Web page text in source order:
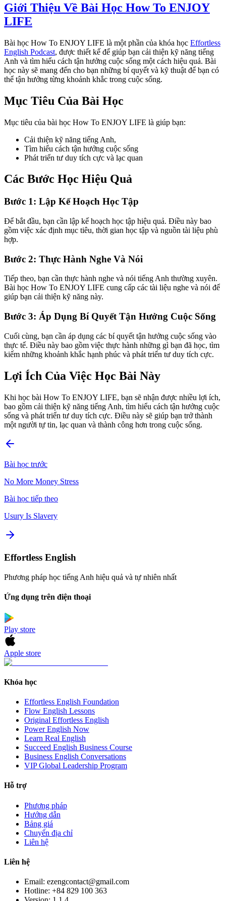
Giới Thiệu Về Bài Học How To ENJOY
LIFE
Bài học How To ENJOY LIFE là một phần của khóa học Effortless
English Podcast, được thiết kế để giúp bạn cải thiện kỹ năng tiếng
Anh và tìm hiểu cách tận hưởng cuộc sống một cách hiệu quả. Bài
học này sẽ mang đến cho bạn những bí quyết và kỹ thuật để bạn có
thể tận hưởng từng khoảnh khắc trong cuộc sống.
Mục Tiêu Của Bài Học
Mục tiêu của bài học How To ENJOY LIFE là giúp bạn:
Cải thiện kỹ năng tiếng Anh,
Tìm hiểu cách tận hưởng cuộc sống
Phát triển tư duy tích cực và lạc quan
Các Bước Học Hiệu Quả
Bước 1: Lập Kế Hoạch Học Tập
Để bắt đầu, bạn cần lập kế hoạch học tập hiệu quả. Điều này bao
gồm việc xác định mục tiêu, thời gian học tập và nguồn tài liệu phù
hợp.
Bước 2: Thực Hành Nghe Và Nói
Tiếp theo, bạn cần thực hành nghe và nói tiếng Anh thường xuyên.
Bài học How To ENJOY LIFE cung cấp các tài liệu nghe và nói để
giúp bạn cải thiện kỹ năng này.
Bước 3: Áp Dụng Bí Quyết Tận Hưởng Cuộc Sống
Cuối cùng, bạn cần áp dụng các bí quyết tận hưởng cuộc sống vào
thực tế. Điều này bao gồm việc thực hành những gì bạn đã học, tìm
kiếm những khoảnh khắc hạnh phúc và phát triển tư duy tích cực.
Lợi Ích Của Việc Học Bài Này
Khi học bài How To ENJOY LIFE, bạn sẽ nhận được nhiều lợi ích,
bao gồm cải thiện kỹ năng tiếng Anh, tìm hiểu cách tận hưởng cuộc
sống và phát triển tư duy tích cực. Điều này sẽ giúp bạn trở thành
một người tự tin, lạc quan và thành công hơn trong cuộc sống.
Bài học trước
No More Money Stress
Bài học tiếp theo
Usury Is Slavery
Effortless English
Phương pháp học tiếng Anh hiệu quả và tự nhiên nhất
Ứng dụng trên điện thoại
Play store
Apple store
Khóa học
Effortless English Foundation
Flow English Lessons
Original Effortless English
Power English Now
Learn Real English
Succeed English Business Course
Business English Conversations
VIP Global Leadership Program
Hỗ trợ
Phương pháp
Hướng dẫn
Bảng giá
Chuyển địa chỉ
Liên hệ
Liên hệ
Email: ezengcontact@gmail.com
Hotline: +84 829 100 363